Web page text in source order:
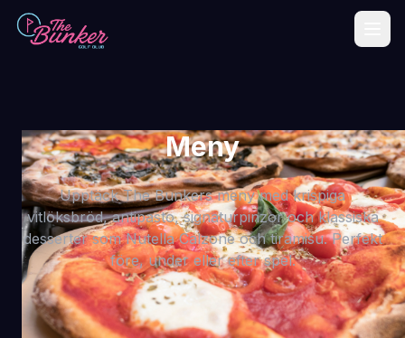
Abonnera
Meny
Företagspaket
Presentkort
Meny
Upptäck The Bunkers meny med krispiga
vitlöksbröd, antipasto, signaturpinzor och klassiska
desserter som Nutella Calzone och tiramisu. Perfekt
före, under eller efter spel.